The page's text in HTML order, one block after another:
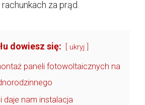
za prąd.
dowiesz się: ukryj
paneli fotowoltaicznych na
daje nam instalacja